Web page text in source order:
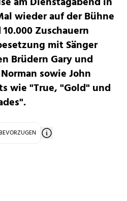
wieder auf der Bühne
Zuschauern
mit Sänger
Brüdern Gary und
sowie John
wie "True, "Gold" und